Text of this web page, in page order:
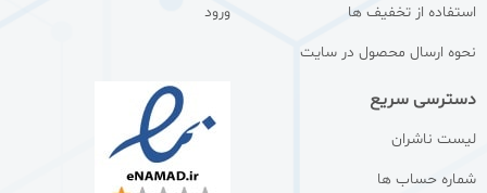
استفاده از تخفیف ها
نحوه ارسال محصول در سایت
ورود
دسترسی سریع
لیست ناشران
شماره حساب ها